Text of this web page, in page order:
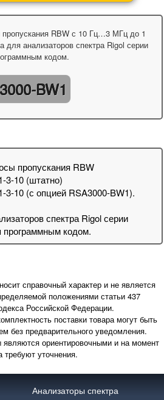
RBW с 10 Гц…3 МГц до 1
анализаторов спектра Rigol серии
кодом.
BW1
пропускания RBW
10 (штатно)
10 (с опцией RSA3000-BW1).
спектра Rigol серии
программным кодом.
справочный характер и не является
положениями статьи 437
Российской Федерации.
поставки товара могут быть
без предварительного уведомления.
ориентировочными и на момент
требуют уточнения.
Анализаторы спектра